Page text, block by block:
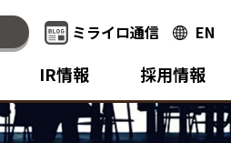
ミライロ通信 EN
IR情報 採用情報